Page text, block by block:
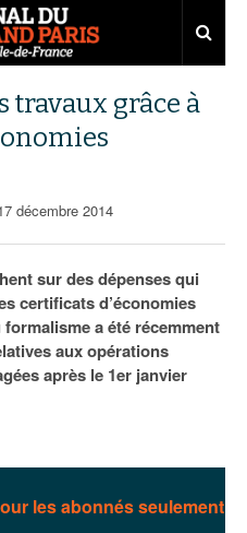
travaux grâce à
décembre 2014
sur des dépenses qui
certificats d’économies
a été récemment
aux opérations
après le 1er janvier
les abonnés seulement